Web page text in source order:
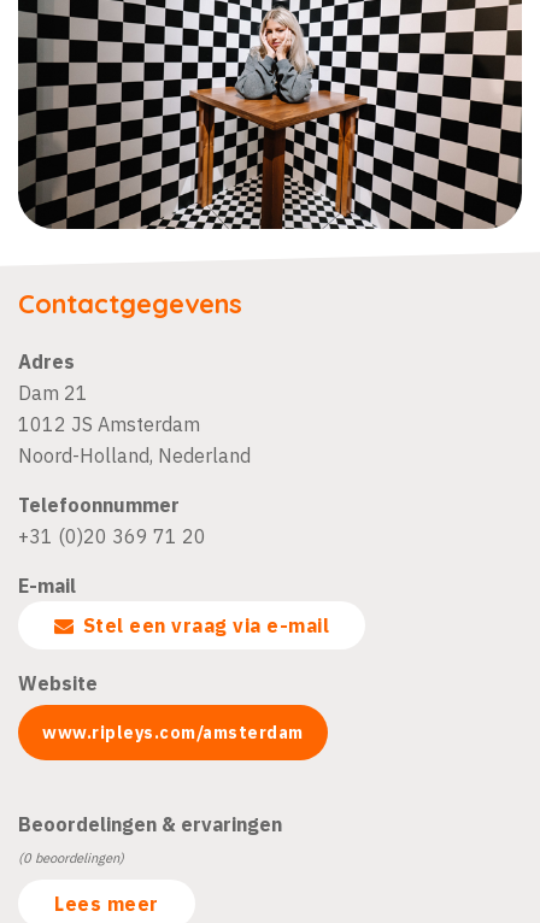
Contactgegevens
Adres
Dam 21
1012 JS Amsterdam
Noord-Holland, Nederland
Telefoonnummer
+31 (0)20 369 71 20
E-mail
Stel een vraag via e-mail
Website
www.ripleys.com/amsterdam
Beoordelingen & ervaringen
(0 beoordelingen)
Lees meer